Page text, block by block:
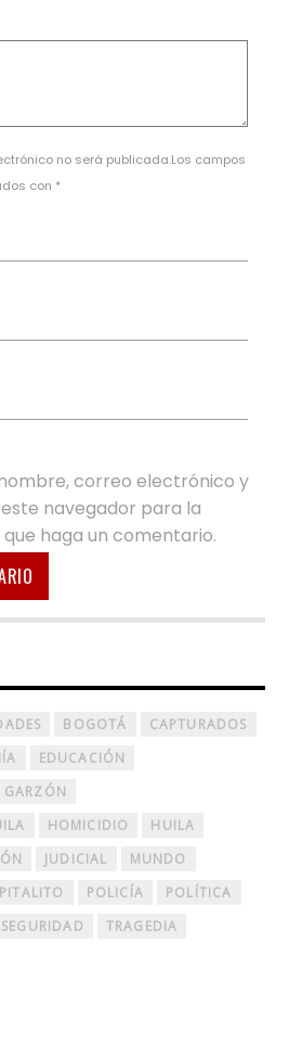
no será publicada.Los campos
con *
correo electrónico y
navegador para la
haga un comentario.
BOGOTÁ
CAPTURADOS
EDUCACIÓN
GARZÓN
HOMICIDIO
HUILA
JUDICIAL
MUNDO
PITALITO POLICÍA
POLÍTICA
SEGURIDAD
TRAGEDIA